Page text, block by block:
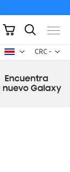
CRC -
colón
Mi carrito